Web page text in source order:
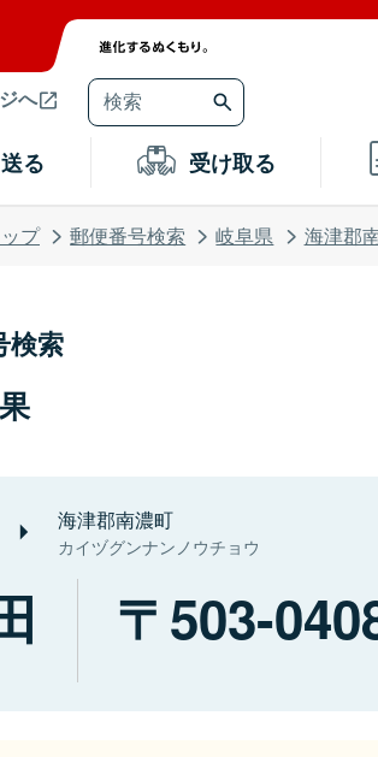
へ
送る 受け取る
プ 郵便番号検索 岐阜県 海津郡
検索
海津郡南濃町
カイヅグンナンノウチョウ
503-